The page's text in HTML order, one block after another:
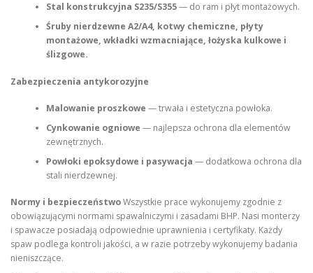
Stal konstrukcyjna S235/S355— do ram i płyt montażowych.
Śruby nierdzewne A2/A4, kotwy chemiczne, płyty
montażowe, wkładki wzmacniające, łożyska kulkowe i
ślizgowe.
Zabezpieczenia antykorozyjne
Malowanie proszkowe — trwała i estetyczna powłoka.
Cynkowanie ogniowe — najlepsza ochrona dla elementów
zewnętrznych.
Powłoki epoksydowe i pasywacja — dodatkowa ochrona dla
stali nierdzewnej.
Normy i bezpieczeństwoWszystkie prace wykonujemy zgodnie z
obowiązującymi normami spawalniczymi i zasadami BHP. Nasi monterzy
i spawacze posiadają odpowiednie uprawnienia i certyfikaty. Każdy
spaw podlega kontroli jakości, a w razie potrzeby wykonujemy badania
nieniszczące.